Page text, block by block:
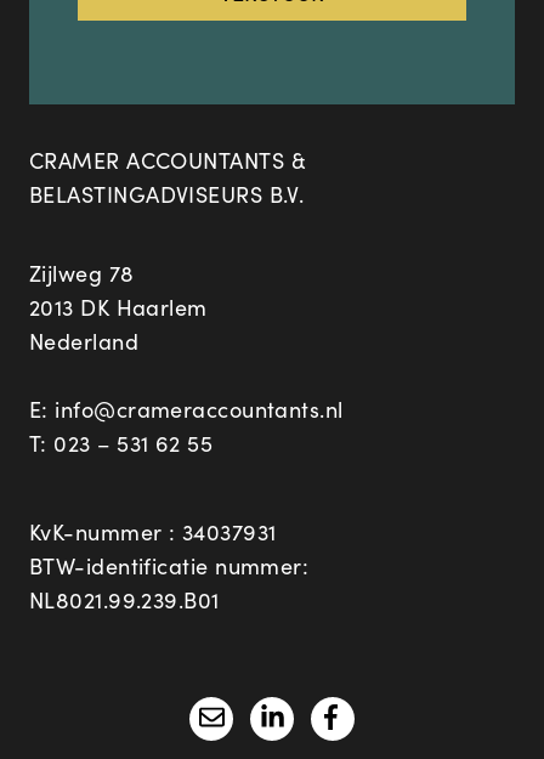
CRAMER ACCOUNTANTS &
BELASTINGADVISEURS B.V.
Zijlweg 78
2013 DK Haarlem
Nederland
E: info@crameraccountants.nl
T: 023 – 531 62 55
KvK-nummer : 34037931
BTW-identificatie nummer:
NL8021.99.239.B01